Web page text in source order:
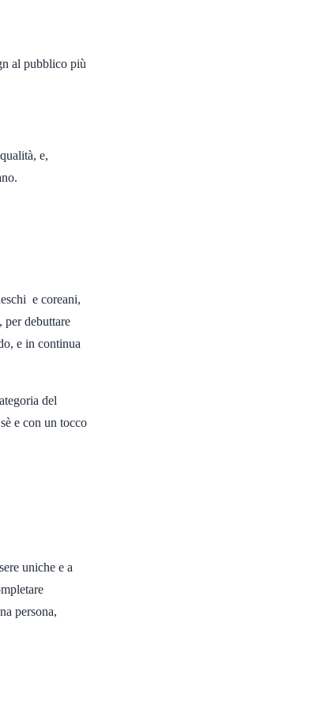
al pubblico più
e,
e coreani,
per debuttare
e in continua
del
e con un tocco
uniche e a
persona,